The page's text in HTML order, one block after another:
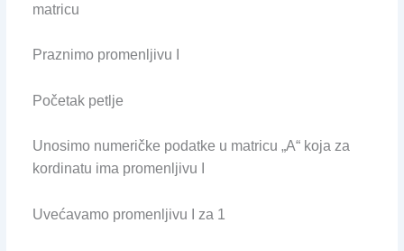
matricu
Praznimo promenljivu I
Početak petlje
Unosimo numeričke podatke u matricu „A“ koja za
kordinatu ima promenljivu I
Uvećavamo promenljivu I za 1